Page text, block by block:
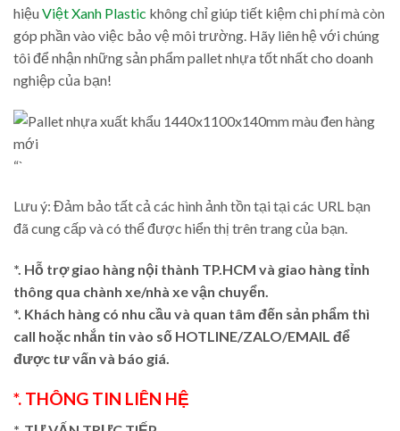
hiệuViệt Xanh Plastic không chỉ giúp tiết kiệm chi phí mà còn
góp phần vào việc bảo vệ môi trường. Hãy liên hệ với chúng
tôi để nhận những sản phẩm pallet nhựa tốt nhất cho doanh
nghiệp của bạn!
“`
Lưu ý: Đảm bảo tất cả các hình ảnh tồn tại tại các URL bạn
đã cung cấp và có thể được hiển thị trên trang của bạn.
*. Hỗ trợ giao hàng nội thành TP.HCM và giao hàng tỉnh
thông qua chành xe/nhà xe vận chuyển.
*. Khách hàng có nhu cầu và quan tâm đến sản phẩm thì
call hoặc nhắn tin vào số HOTLINE/ZALO/EMAIL để
được tư vấn và báo giá.
*. THÔNG TIN LIÊN HỆ